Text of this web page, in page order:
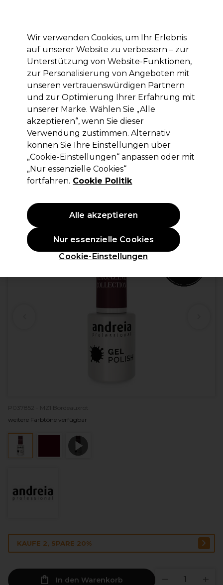
Anmelden
Marken Deals Haare Elektrogeräte Saloneinrichtung
Lieferung und Lieferzeiten
– mehr erfahren
Andreia Professional
Andreia Professional Gel Polish
Gellack - Magazine Collection MZ1
Bordeauxrot 10.5ml
(0)
ANGEBOT
P037852 - MZ1 Bordeauxrot
weitere Farbtöne verfügbar
KAUFE 2, SPARE 20%
In den Warenkorb
Wir verwenden Cookies, um Ihr Erlebnis
auf unserer Website zu verbessern – zur
Unterstützung von Website-Funktionen,
zur Personalisierung von Angeboten mit
unseren vertrauenswürdigen Partnern
und zur Optimierung Ihrer Erfahrung mit
unserer Marke. Wählen Sie „Alle
akzeptieren“, wenn Sie dieser
Verwendung zustimmen. Alternativ
können Sie Ihre Einstellungen über
„Cookie-Einstellungen“ anpassen oder mit
„Nur essenzielle Cookies“
fortfahren. Cookie Politik
Cookie-Einstellungen
Nur essenzielle Cookies
Alle akzeptieren